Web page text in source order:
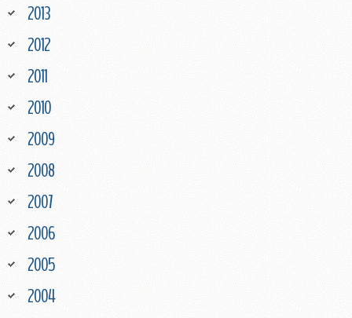
2013
2012
2011
2010
2009
2008
2007
2006
2005
2004